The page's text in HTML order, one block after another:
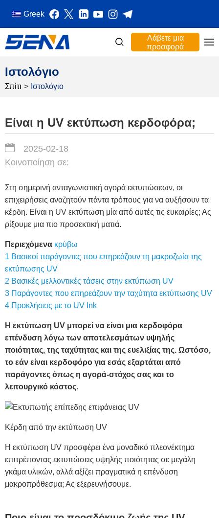
Greek
Λάβετε μια
προσφορά
Ιστολόγιο
Σπίτι > Ιστολόγιο
Είναι η UV εκτύπωση κερδοφόρα;
2025-02-18
Κοινοποίηση σε:
Στη σημερινή ανταγωνιστική αγορά εκτυπώσεων, οι
επιχειρήσεις αναζητούν πάντα τρόπους για να αυξήσουν τα
κέρδη. Είναι η UV εκτύπωση μία από αυτές τις ευκαιρίες; Ας
ρίξουμε μια πιο προσεκτική ματιά.
Περιεχόμενα κρύβω
1 Βασικοί παράγοντες που επηρεάζουν τη μακροζωία της
εκτύπωσης UV
2 Βασικές μελλοντικές τάσεις στην εκτύπωση UV
3 Παράγοντες που επηρεάζουν την ταχύτητα εκτύπωσης UV
4 Προκλήσεις με το UV Ink
Η εκτύπωση UV μπορεί να είναι μια κερδοφόρα
επένδυση λόγω των αποτελεσμάτων υψηλής
ποιότητας, της ταχύτητας και της ευελιξίας της. Ωστόσο,
το εάν είναι κερδοφόρο για εσάς εξαρτάται από
παράγοντες όπως η αγορά-στόχος σας και το
λειτουργικό κόστος.
Κέρδη από την εκτύπωση UV
Η εκτύπωση UV προσφέρει ένα μοναδικό πλεονέκτημα
επιτρέποντας εκτυπώσεις υψηλής ποιότητας σε μεγάλη
γκάμα υλικών, αλλά αξίζει πραγματικά η επένδυση
μακροπρόθεσμα; Ας εξερευνήσουμε.